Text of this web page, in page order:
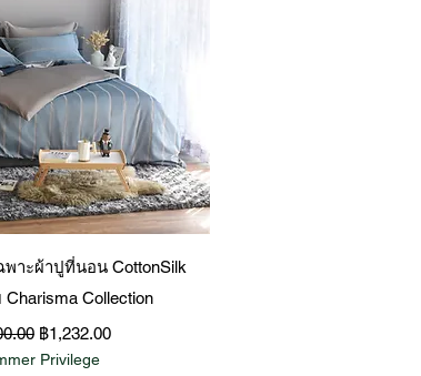
ข้อมูลด่วน
พาะผ้าปูที่นอน CottonSilk
Charisma Collection
กติ ราคาขายลด
฿1,232.00
Privilege